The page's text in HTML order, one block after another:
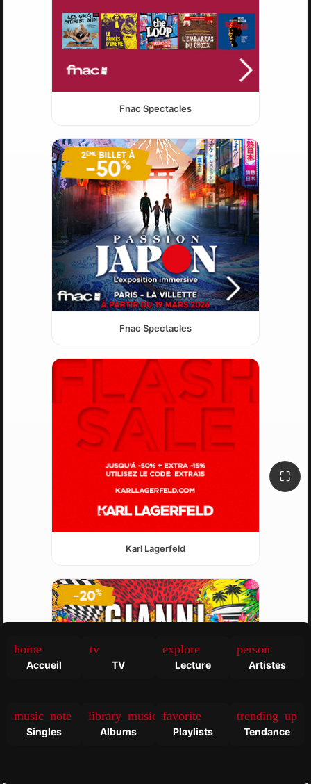
⛶
Fnac Spectacles
Fnac Spectacles
Karl Lagerfeld
home
Accueil
tv
TV
explore
Lecture
person
Artistes
music_note
Singles
library_music
Albums
favorite
Playlists
trending_up
Tendance